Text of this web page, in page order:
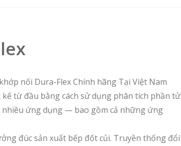
nối Dura-Flex Chính hãng Tại Việt Nam
từ đầu bằng cách sử dụng phân tích phần tử
ứng dụng — bao gồm cả những ứng
đúc sản xuất bếp đốt củi. Truyền thống đổi